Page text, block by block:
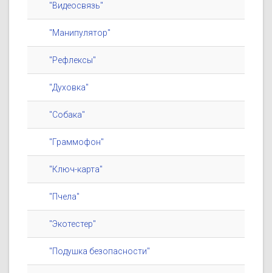
"Видеосвязь"
"Манипулятор"
"Рефлексы"
"Духовка"
"Собака"
"Граммофон"
"Ключ-карта"
"Пчела"
"Экотестер"
"Подушка безопасности"